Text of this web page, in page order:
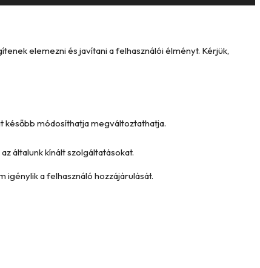
elemezni és javítani a felhasználói élményt. Kérjük,
később módosíthatja megváltoztathatja.
általunk kínált szolgáltatásokat.
igénylik a felhasználó hozzájárulását.